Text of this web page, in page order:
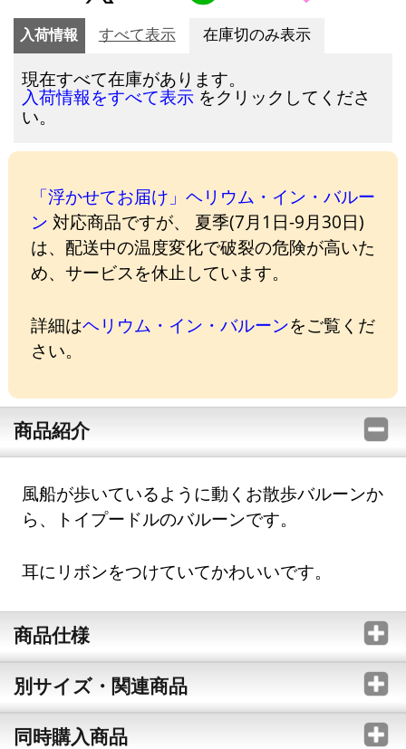
入荷情報 すべて表示 在庫切のみ表示
現在すべて在庫があります。
入荷情報をすべて表示 をクリックしてくださ
い。
「浮かせてお届け」ヘリウム・イン・バルー
ン 対応商品ですが、 夏季(7月1日-9月30日)
は、配送中の温度変化で破裂の危険が高いた
め、サービスを休止しています。
詳細はヘリウム・イン・バルーンをご覧くだ
さい。
商品紹介
風船が歩いているように動くお散歩バルーンか
ら、トイプードルのバルーンです。
耳にリボンをつけていてかわいいです。
商品仕様
別サイズ・関連商品
同時購入商品